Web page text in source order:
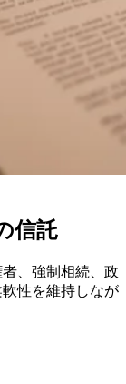
信託
、強制相続、政
性を維持しなが